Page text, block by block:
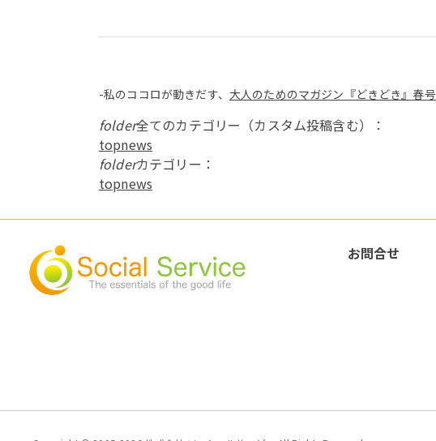
-私のココロが動きだす、 大人のためのマガジン『どきどき』春号
folder全てのカテゴリー（カスタム投稿含む）：
topnews
folderカテゴリー：
topnews
お問合せ